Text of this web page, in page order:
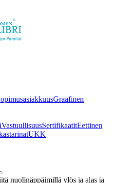
Graafinen
VastuullisuusSertifikaatitEettinen
UKK
nuolinäppäimillä ylös ja alas ja